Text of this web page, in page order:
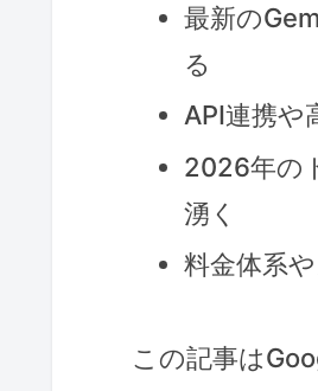
最新の
る
API連携や
2026年の
湧く
料金体系
この記事は